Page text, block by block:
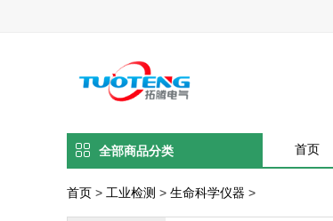
全部商品分类 首页
首页 > 工业检测 > 生命科学仪器 >